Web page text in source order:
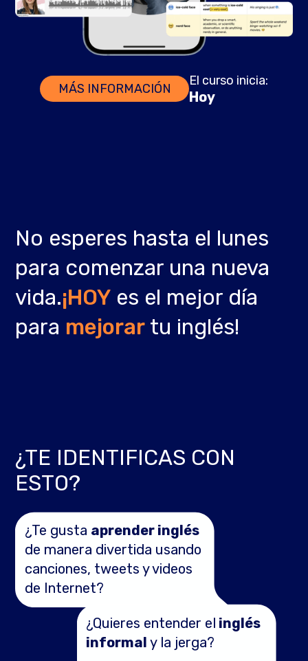
MÁS INFORMACIÓN
El curso inicia:
Hoy
No esperes hasta el lunes
para comenzar una nueva
vida.¡HOY es el mejor día
para mejorar tu inglés!
¿TE IDENTIFICAS CON
ESTO?
¿Te gusta aprender inglés
de manera divertida usando
canciones, tweets y videos
de Internet?
¿Quieres entender el inglés
informal y la jerga?